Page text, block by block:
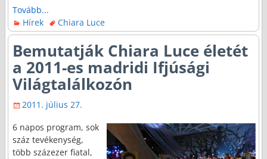
Tovább...
Hírek
Chiara Luce
Bemutatják Chiara Luce életét
a 2011-es madridi Ifjúsági
Világtalálkozón
2011. július 27.
6 napos program, sok
száz tevékenység,
több százezer fiatal,